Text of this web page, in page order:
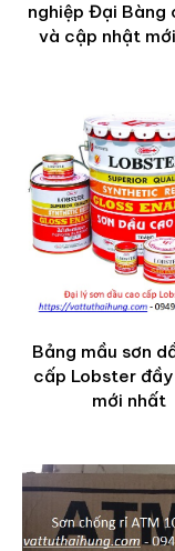
nghiệp Đại Bàng
và cập nhật
Bảng mầu sơn
cấp Lobster đầy
mới nhất